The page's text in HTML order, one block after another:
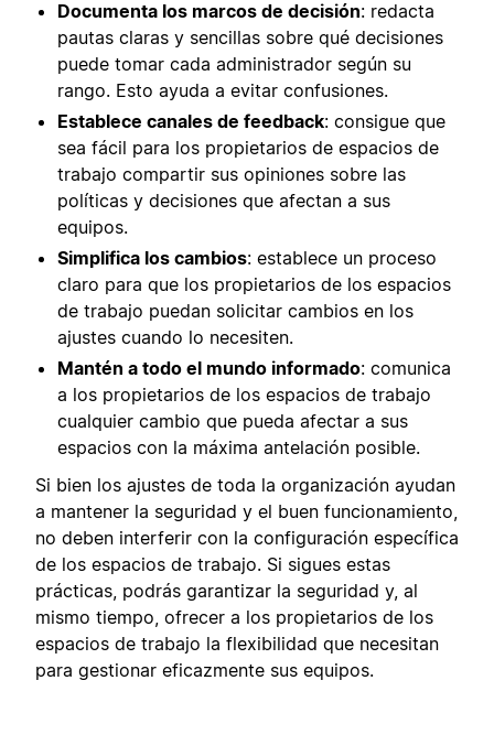
Documenta los marcos de decisión: redacta
pautas claras y sencillas sobre qué decisiones
puede tomar cada administrador según su
rango. Esto ayuda a evitar confusiones.
Establece canales de feedback: consigue que
sea fácil para los propietarios de espacios de
trabajo compartir sus opiniones sobre las
políticas y decisiones que afectan a sus
equipos.
Simplifica los cambios: establece un proceso
claro para que los propietarios de los espacios
de trabajo puedan solicitar cambios en los
ajustes cuando lo necesiten.
Mantén a todo el mundo informado: comunica
a los propietarios de los espacios de trabajo
cualquier cambio que pueda afectar a sus
espacios con la máxima antelación posible.
Si bien los ajustes de toda la organización ayudan
a mantener la seguridad y el buen funcionamiento,
no deben interferir con la configuración específica
de los espacios de trabajo. Si sigues estas
prácticas, podrás garantizar la seguridad y, al
mismo tiempo, ofrecer a los propietarios de los
espacios de trabajo la flexibilidad que necesitan
para gestionar eficazmente sus equipos.